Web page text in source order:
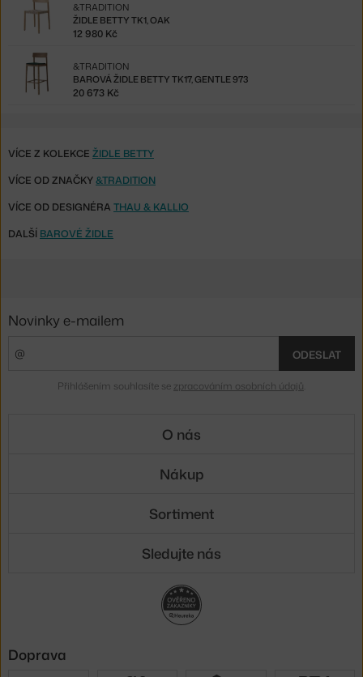
ŽIDLE BETTY TK1, OAK
&TRADITION
12 980 Kč
BAROVÁ ŽIDLE BETTY TK17, GENTLE 973
&TRADITION
20 673 Kč
VÍCE Z KOLEKCE ŽIDLE BETTY
VÍCE OD ZNAČKY&TRADITION
VÍCE OD DESIGNÉRA THAU & KALLIO
DALŠÍ BAROVÉ ŽIDLE
Novinky e-mailem
ODESLAT
Přihlášením souhlasíte se zpracováním osobních údajů
O nás
Nákup
Sortiment
Sledujte nás
Doprava